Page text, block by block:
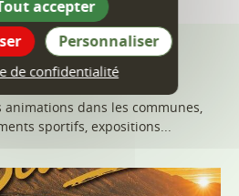
8 août, Beaulieu sera en fête
accepter
Personnaliser
de confidentialité